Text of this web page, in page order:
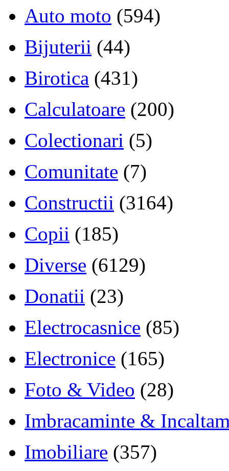
Auto moto (594)
Bijuterii (44)
Birotica (431)
Calculatoare (200)
Colectionari (5)
Comunitate (7)
Constructii (3164)
Copii (185)
Diverse (6129)
Donatii (23)
Electrocasnice (85)
Electronice (165)
Foto & Video (28)
Imbracaminte &
Imobiliare (357)